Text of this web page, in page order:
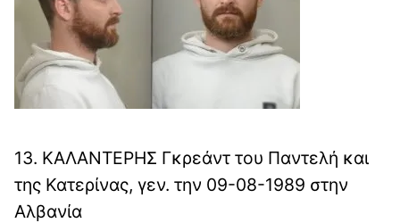
13. ΚΑΛΑΝΤΕΡΗΣ Γκρεάντ του Παντελή και
της Κατερίνας, γεν. την 09-08-1989 στην
Αλβανία